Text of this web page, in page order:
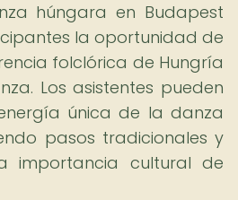
húngara en Budapest
la oportunidad de
folclórica de Hungría
Los asistentes pueden
única de la danza
pasos tradicionales y
importancia cultural de